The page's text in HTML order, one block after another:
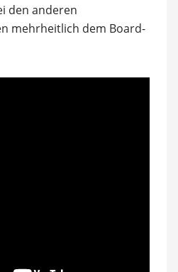
den anderen
mehrheitlich dem Board-